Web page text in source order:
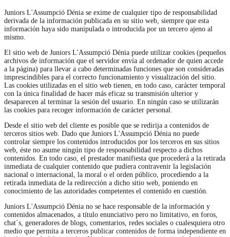
Juniors L'Assumpció Dénia se exime de cualquier tipo de responsabilidad
derivada de la información publicada en su sitio web, siempre que esta
información haya sido manipulada o introducida por un tercero ajeno al
mismo.
El sitio web de Juniors L'Assumpció Dénia puede utilizar cookies (pequeños
archivos de información que el servidor envía al ordenador de quien accede
a la página) para llevar a cabo determinadas funciones que son consideradas
imprescindibles para el correcto funcionamiento y visualización del sitio.
Las cookies utilizadas en el sitio web tienen, en todo caso, carácter temporal
con la única finalidad de hacer más eficaz su transmisión ulterior y
desaparecen al terminar la sesión del usuario. En ningún caso se utilizarán
las cookies para recoger información de carácter personal.
Desde el sitio web del cliente es posible que se redirija a contenidos de
terceros sitios web. Dado que Juniors L'Assumpció Dénia no puede
controlar siempre los contenidos introducidos por los terceros en sus sitios
web, éste no asume ningún tipo de responsabilidad respecto a dichos
contenidos. En todo caso, el prestador manifiesta que procederá a la retirada
inmediata de cualquier contenido que pudiera contravenir la legislación
nacional o internacional, la moral o el orden público, procediendo a la
retirada inmediata de la redirección a dicho sitio web, poniendo en
conocimiento de las autoridades competentes el contenido en cuestión.
Juniors L'Assumpció Dénia no se hace responsable de la información y
contenidos almacenados, a título enunciativo pero no limitativo, en foros,
chat´s, generadores de blogs, comentarios, redes sociales o cualesquiera otro
medio que permita a terceros publicar contenidos de forma independiente en